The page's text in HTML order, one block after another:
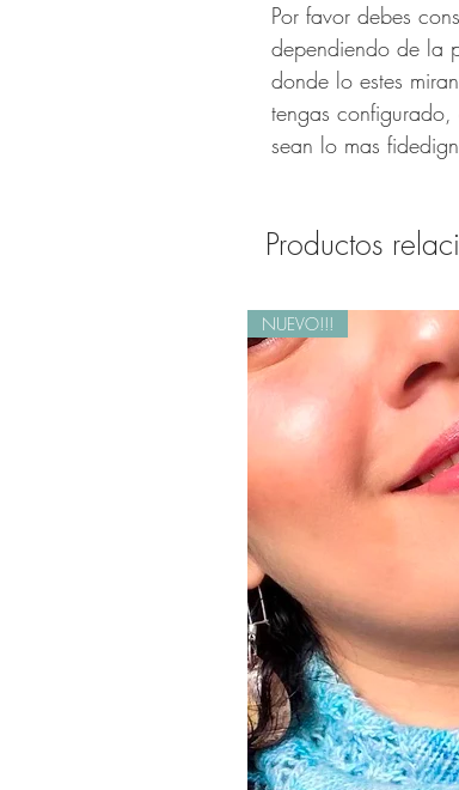
Por favor debes
dependiendo de la
donde lo estes
tengas
sean lo mas
Productos
NUEVO!!!